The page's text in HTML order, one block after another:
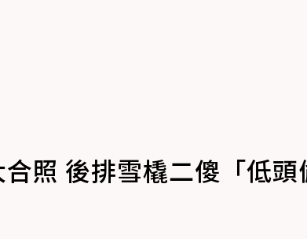
照 後排雪橇二傻「低頭